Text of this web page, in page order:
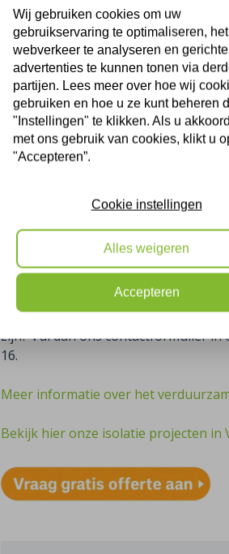
Varsseveld, 08-09-2025
Spouwmuurisolatie
In Varsseveld aan de Hovenstraat
van spouwmuurisolatie met
VvE gebouw worden er meerdere
Zo kunnen de bewoners vaak al na
beginnen met energie besparen.
Gratis advies over het isoleren
Bent u ook onderdeel van een VvE
zijn? Vul dan ons contactformulier in
16.
Meer informatie over het
Bekijk hier onze isolatie projecten in
Wij gebruiken cookies om uw
gebruikservaring te optimaliseren, het
webverkeer te analyseren en gerichte
advertenties te kunnen tonen via
partijen. Lees meer over hoe wij
gebruiken en hoe u ze kunt beheren
"Instellingen" te klikken. Als u
met ons gebruik van cookies, klikt u
"Accepteren”.
Cookie instellingen
Alles weigeren
Accepteren